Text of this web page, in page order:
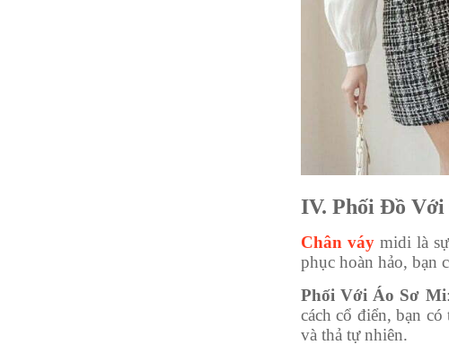
IV. Phối Đồ
Chân váymidi là sự
phục hoàn hảo, bạn
Phối Với Áo Sơ Mi
cách cổ điển, bạn
và thả tự nhiên.